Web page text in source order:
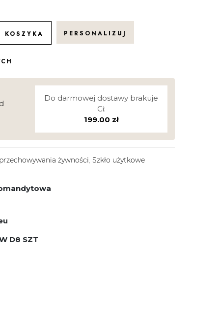
KOSZYKA PERSONALIZUJ
Do darmowej dostawy brakuje
Ci:
199.00 zł
żywności ,Szkło użytkowe
D8 SZT